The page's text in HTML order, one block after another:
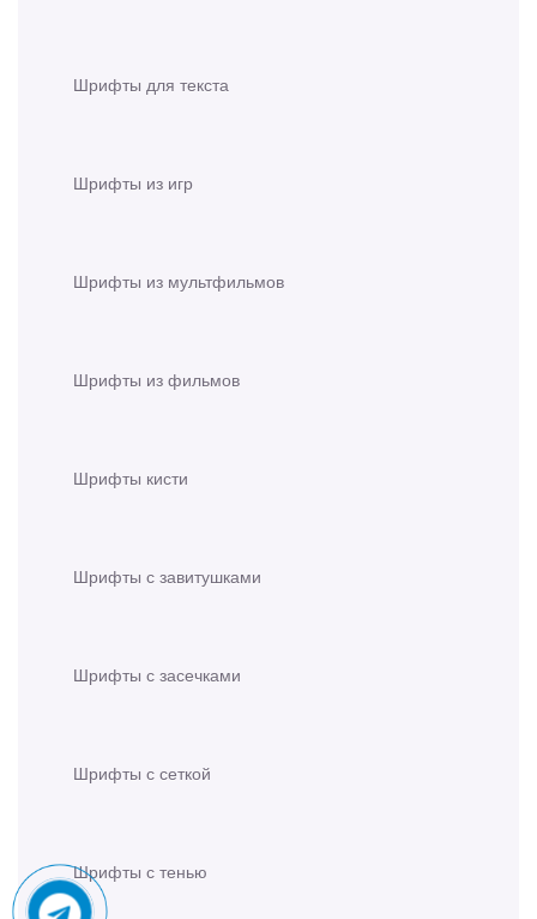
Шрифты для текста
Шрифты из игр
Шрифты из мультфильмов
Шрифты из фильмов
Шрифты кисти
Шрифты с завитушками
Шрифты с засечками
Шрифты с сеткой
Шрифты с тенью